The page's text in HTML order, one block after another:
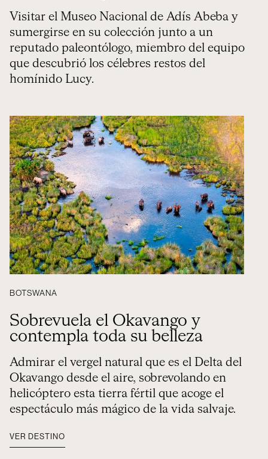
Visitar el Museo Nacional de Adís Abeba y
sumergirse en su colección junto a un
reputado paleontólogo, miembro del equipo
que descubrió los célebres restos del
homínido Lucy.
BOTSWANA
Sobrevuela el Okavango y
contempla toda su belleza
Admirar el vergel natural que es el Delta del
Okavango desde el aire, sobrevolando en
helicóptero esta tierra fértil que acoge el
espectáculo más mágico de la vida salvaje.
VER DESTINO